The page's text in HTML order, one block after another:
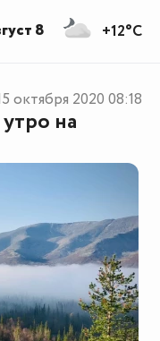
на
октября 2020 08:18
+12°C
8